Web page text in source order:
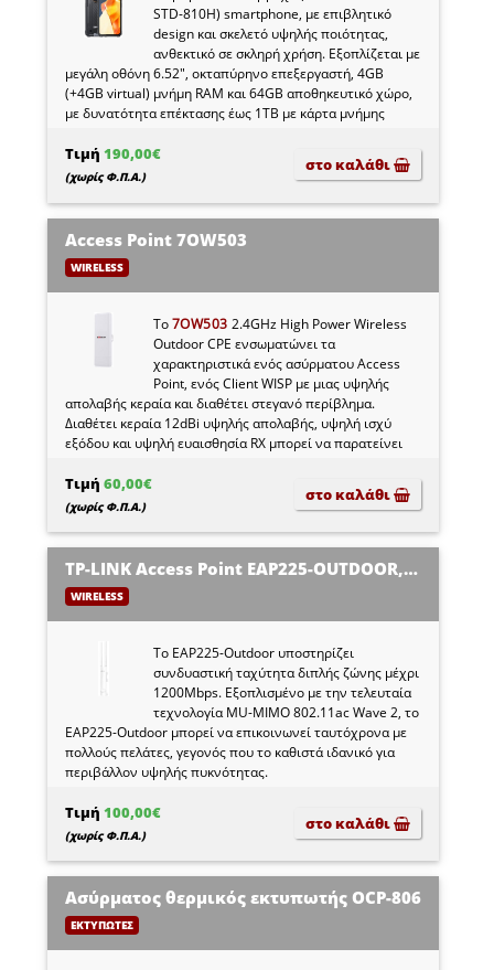
STD-810H) smartphone, με επιβλητικό
design και σκελετό υψηλής ποιότητας,
ανθεκτικό σε σκληρή χρήση. Εξοπλίζεται με
μεγάλη οθόνη 6.52", οκταπύρηνο επεξεργαστή, 4GB
(+4GB virtual) μνήμη RAM και 64GB αποθηκευτικό χώρο,
με δυνατότητα επέκτασης έως 1TB με κάρτα μνήμης
Τιμή 190,00€
(χωρίς Φ.Π.Α.)
στο καλάθι
Αccess Point 7OW503
WIRELESS
Το7OW503 2.4GHz High Power Wireless
Outdoor CPE ενσωματώνει τα
χαρακτηριστικά ενός ασύρματου Access
Point, ενός Client WISP με μιας υψηλής
απολαβής κεραία και διαθέτει στεγανό περίβλημα.
Διαθέτει κεραία 12dBi υψηλής απολαβής, υψηλή ισχύ
εξόδου και υψηλή ευαισθησία RX μπορεί να παρατείνει
πιο σταθερή ασύρματη σύνδεση.
Τιμή 60,00€
(χωρίς Φ.Π.Α.)
στο καλάθι
TP-LINK Access Point EAP225-OUTDOOR, AC1200 MU-MIMO, Ver. 3.0
WIRELESS
Το EAP225-Outdoor υποστηρίζει
συνδυαστική ταχύτητα διπλής ζώνης μέχρι
1200Mbps. Εξοπλισμένο με την τελευταία
τεχνολογία MU-MIMO 802.11ac Wave 2, το
EAP225-Outdoor μπορεί να επικοινωνεί ταυτόχρονα με
πολλούς πελάτες, γεγονός που το καθιστά ιδανικό για
περιβάλλον υψηλής πυκνότητας.
Τιμή 100,00€
(χωρίς Φ.Π.Α.)
στο καλάθι
Ασύρματος θερμικός εκτυπωτής OCP-806
ΕΚΤΥΠΩΤΕΣ